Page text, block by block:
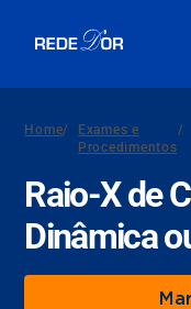
Home/
Exames e
Procedimentos
/
Raio-X de
Dinâmica